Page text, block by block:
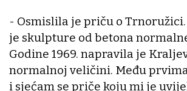
- Osmislila je priču o
je skulpture od betona
Godine 1969. napravila je
normalnoj veličini. Među
i sjećam se priče koju mi je